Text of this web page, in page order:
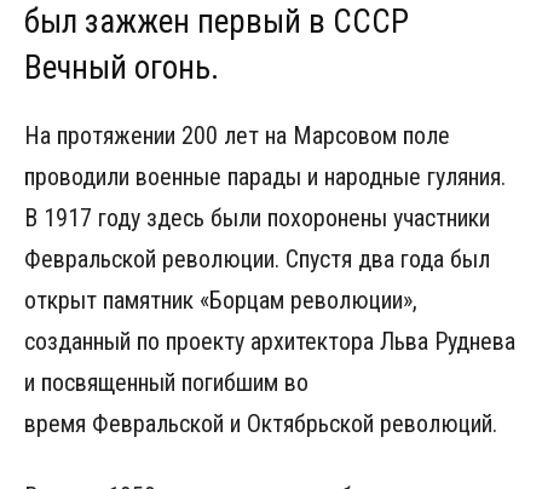
был зажжен первый в СССР
Вечный огонь.
На протяжении 200 лет на Марсовом поле
проводили военные парады и народные гуляния.
В 1917 году здесь были похоронены участники
Февральской революции. Спустя два года был
открыт памятник «Борцам революции»,
созданный по проекту архитектора Льва Руднева
и посвященный погибшим во
время Февральской и Октябрьской революций.